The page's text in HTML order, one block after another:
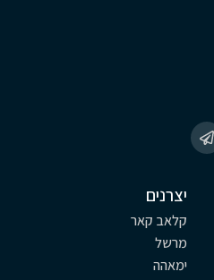
יצרנים
קלאב קאר
מרשל
ימאהה